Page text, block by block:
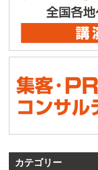
カテゴリー